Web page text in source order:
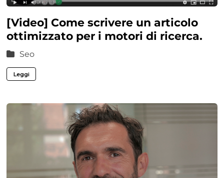
[Video] Come scrivere un articolo
ottimizzato per i motori di ricerca.
Seo
Leggi